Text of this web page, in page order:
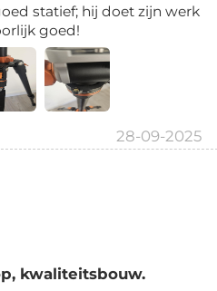
statief; hij doet zijn werk
goed!
28-09-2025
kwaliteitsbouw.